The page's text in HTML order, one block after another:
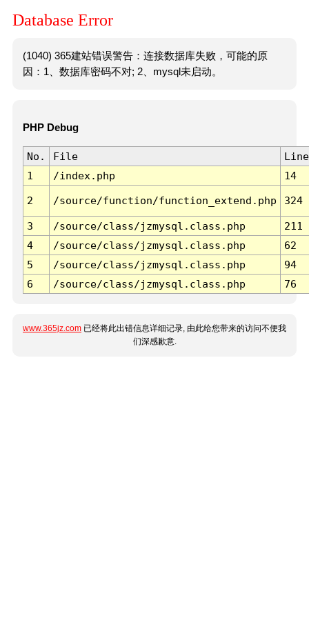
Database Error
(1040) 365建站错误警告：连接数据库失败，可能的原
因：1、数据库密码不对; 2、mysql未启动。
PHP Debug
No. File
Line
1
/index.php 14
2 /source/function/function_extend.php 324
3 /source/class/jzmysql.class.php
211
4
/source/class/jzmysql.class.php
62
5
/source/class/jzmysql.class.php
94
6
/source/class/jzmysql.class.php 76
www.365jz.com 已经将此出错信息详细记录, 由此给您带来的访问不便我
们深感歉意.